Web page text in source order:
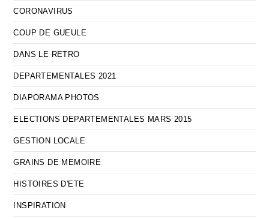
CORONAVIRUS
COUP DE GUEULE
DANS LE RETRO
DEPARTEMENTALES 2021
DIAPORAMA PHOTOS
ELECTIONS DEPARTEMENTALES MARS 2015
GESTION LOCALE
GRAINS DE MEMOIRE
HISTOIRES D'ETE
INSPIRATION